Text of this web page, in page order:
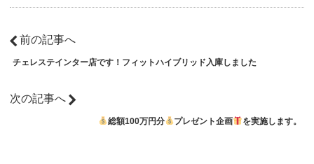
前の記事へ
チェレステインター店です！フィットハイブリッド入庫しました
次の記事へ
総額100万円分 プレゼント企画 を実施します。